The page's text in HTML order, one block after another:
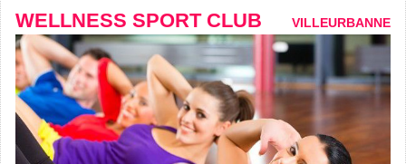
WELLNESS SPORT CLUB VILLEURBANNE